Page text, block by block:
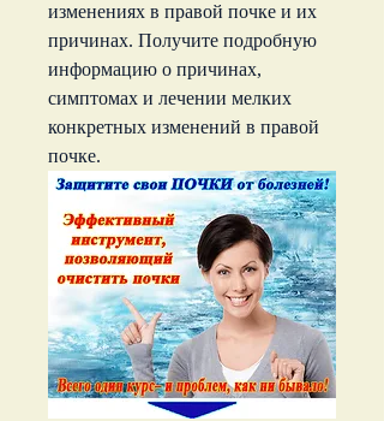
изменениях в правой почке и их
причинах. Получите подробную
информацию о причинах,
симптомах и лечении мелких
конкретных изменений в правой
почке.